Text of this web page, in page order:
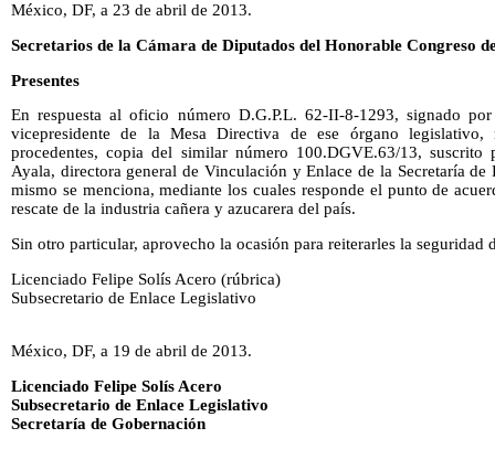
México, DF, a 23 de abril de 2013.
Secretarios de la Cámara de Diputados del Honorable Congreso
Presentes
En respuesta al oficio número D.G.P.L. 62-II-8-1293, signado
vicepresidente de la Mesa Directiva de ese órgano
procedentes, copia del similar número 100.DGVE.63/13, suscrito
Ayala, directora general de Vinculación y Enlace de la Secretaría
mismo se menciona, mediante los cuales responde el punto de
rescate de la industria cañera y azucarera del país.
Sin otro particular, aprovecho la ocasión para reiterarles la
Licenciado Felipe Solís Acero (rúbrica)
Subsecretario de Enlace Legislativo
México, DF, a 19 de abril de 2013.
Licenciado Felipe Solís Acero
Subsecretario de Enlace Legislativo
Secretaría de Gobernación